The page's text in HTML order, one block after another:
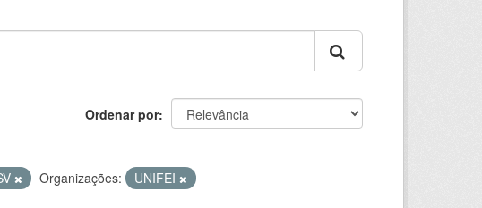
Ordenar por
Organizações: UNIFEI